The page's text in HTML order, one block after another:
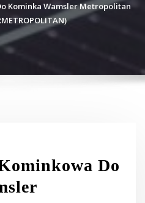
Kominka Wamsler Metropolitan
Do